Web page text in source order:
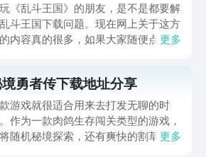
《乱斗王国》的朋友，是不是都要解
斗王国下载问题。现在网上关于这方
内容真的很多，如果大家随便点击陌
进行下载会更加方便，九游是手游福
多的游戏平台，在这里不仅能够看到
资源，还能及时查看后续的消息、活
容等相关信息。
更多
勇者传下载地址分享
游戏就很适合用来去打发无聊的时
作为一款肉鸽生存闯关类型的游戏，
随机秘境探索，还有爽快的割草闯关
更多